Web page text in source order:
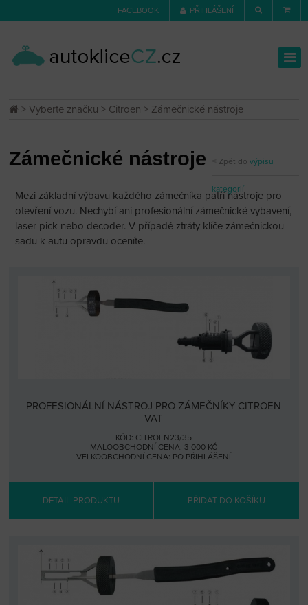
FACEBOOK PŘIHLÁŠENÍ
>Vyberte značku > Citroen > Zámečnické nástroje
Zpět dovýpisu
kategorií
Zámečnické nástroje
Mezi základní výbavu každého zámečníka patří nástroje pro
otevření vozu. Nechybí ani profesionální zámečnické vybavení,
laser pick nebo decoder. V případě ztráty klíče zámečnickou
sadu k autu opravdu oceníte.
PROFESIONÁLNÍ NÁSTROJ PRO ZÁMEČNÍKY CITROEN
VAT
KÓD: CITROEN23/35
MALOOBCHODNÍ CENA: 3 000 KČ
VELKOOBCHODNÍ CENA: PO PŘIHLÁŠENÍ
DETAIL PRODUKTU PŘIDAT DO KOŠÍKU